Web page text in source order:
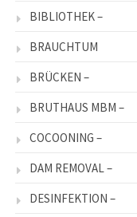
BIBLIOTHEK –
BRAUCHTUM
BRÜCKEN –
BRUTHAUS MBM –
COCOONING –
DAM REMOVAL –
DESINFEKTION –